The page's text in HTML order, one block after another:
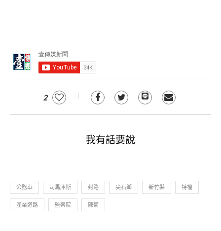
2
我有話要說
公務車 司馬庫斯 封路 尖石鄉 新竹縣 特權
產業道路 監察院 陳菊